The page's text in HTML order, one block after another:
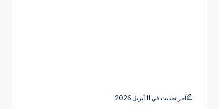
آخر تحديث في 11 أبريل 2026